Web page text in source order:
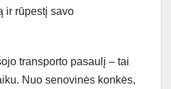
ir rūpestį savo
transporto pasaulį – tai
Nuo senovinės konkės,